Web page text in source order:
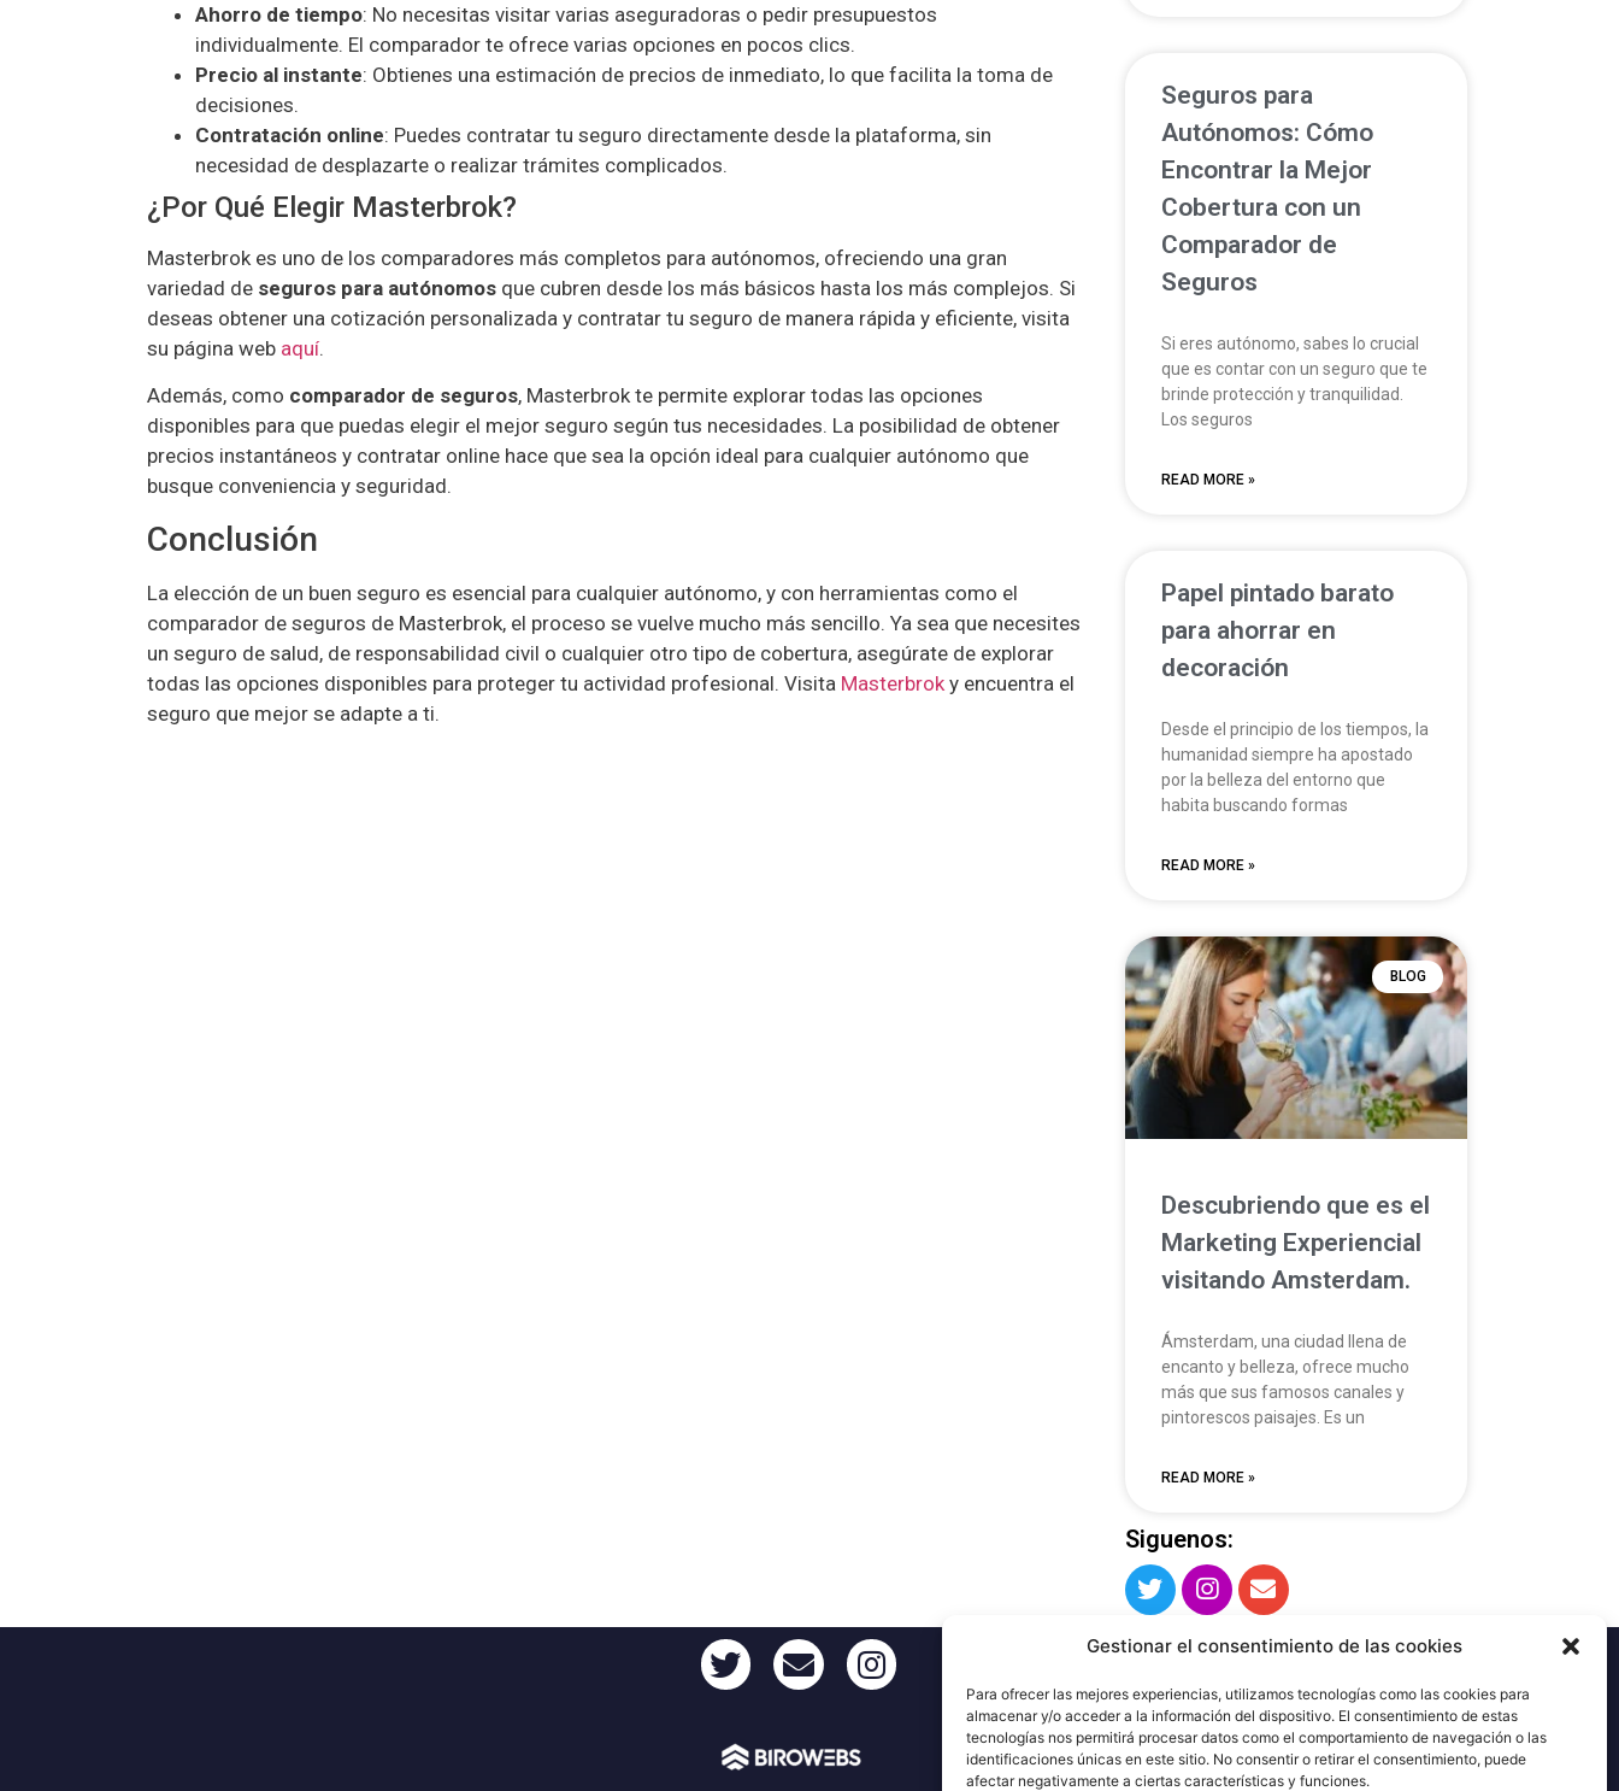
Gestionar el consentimiento de las cookies
Para ofrecer las mejores experiencias, utilizamos tecnologías como las cookies para
almacenar y/o acceder a la información del dispositivo. El consentimiento de estas
tecnologías nos permitirá procesar datos como el comportamiento de navegación o las
identificaciones únicas en este sitio. No consentir o retirar el consentimiento, puede
afectar negativamente a ciertas características y funciones.
Ahorro de tiempo: No necesitas visitar varias aseguradoras o pedir presupuestos
individualmente. El comparador te ofrece varias opciones en pocos clics.
Precio al instante: Obtienes una estimación de precios de inmediato, lo que facilita la toma de
decisiones.
Contratación online: Puedes contratar tu seguro directamente desde la plataforma, sin
necesidad de desplazarte o realizar trámites complicados.
¿Por Qué Elegir Masterbrok?
Masterbrok es uno de los comparadores más completos para autónomos, ofreciendo una gran
variedad de seguros para autónomos que cubren desde los más básicos hasta los más complejos. Si
deseas obtener una cotización personalizada y contratar tu seguro de manera rápida y eficiente, visita
su página web aquí.
Además, como comparador de seguros, Masterbrok te permite explorar todas las opciones
disponibles para que puedas elegir el mejor seguro según tus necesidades. La posibilidad de obtener
precios instantáneos y contratar online hace que sea la opción ideal para cualquier autónomo que
busque conveniencia y seguridad.
Conclusión
La elección de un buen seguro es esencial para cualquier autónomo, y con herramientas como el
comparador de seguros de Masterbrok, el proceso se vuelve mucho más sencillo. Ya sea que necesites
un seguro de salud, de responsabilidad civil o cualquier otro tipo de cobertura, asegúrate de explorar
todas las opciones disponibles para proteger tu actividad profesional. Visita Masterbrok y encuentra el
seguro que mejor se adapte a ti.
Seguros para
Autónomos: Cómo
Encontrar la Mejor
Cobertura con un
Comparador de
Seguros
Si eres autónomo, sabes lo crucial
que es contar con un seguro que te
brinde protección y tranquilidad.
Los seguros
READ MORE »
Papel pintado barato
para ahorrar en
decoración
Desde el principio de los tiempos, la
humanidad siempre ha apostado
por la belleza del entorno que
habita buscando formas
READ MORE »
BLOG
Descubriendo que es el
Marketing Experiencial
visitando Amsterdam.
Ámsterdam, una ciudad llena de
encanto y belleza, ofrece mucho
más que sus famosos canales y
pintorescos paisajes. Es un
READ MORE »
Siguenos: